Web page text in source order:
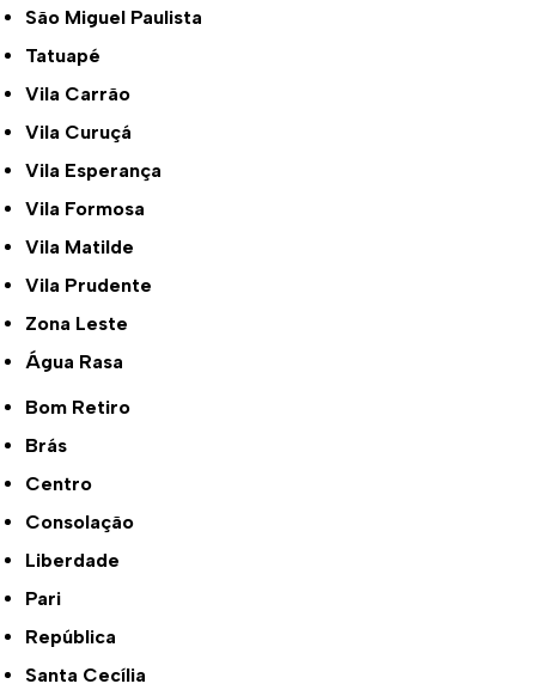
São Miguel Paulista
Tatuapé
Vila Carrão
Vila Curuçá
Vila Esperança
Vila Formosa
Vila Matilde
Vila Prudente
Zona Leste
Água Rasa
Bom Retiro
Brás
Centro
Consolação
Liberdade
Pari
República
Santa Cecília